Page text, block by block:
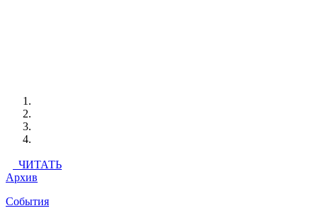
ЧИТАТЬ
Архив
События